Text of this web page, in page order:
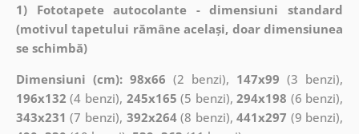
1) Fototapete autocolante - dimensiuni standard
(motivul tapetului rămâne același, doar dimensiunea
se schimbă)
Dimensiuni (cm): 98x66 (2 benzi), 147x99 (3 benzi),
196x132 (4 benzi), 245x165 (5 benzi),294x198 (6 benzi),
343x231 (7 benzi), 392x264(8 benzi),441x297 (9 benzi),